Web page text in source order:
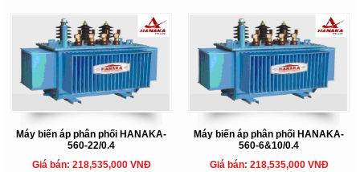
Máy biến áp phân phối HANAKA-
560-22/0.4
Giá bán: 218,535,000 VNĐ
Máy biến áp phân phối HANAKA-
560-6&10/0.4
Giá bán: 218,535,000 VNĐ